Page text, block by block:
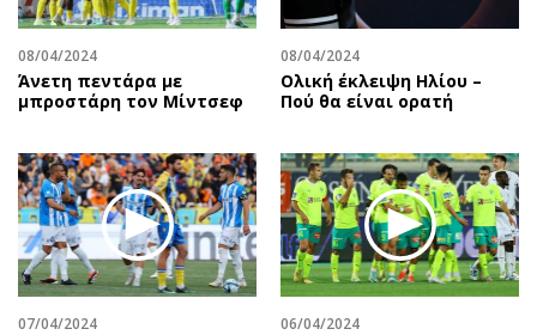
08/04/2024
Άνετη πεντάρα με
μπροστάρη τον Μίντσεφ
08/04/2024
Ολική έκλειψη Ηλίου –
Πού θα είναι ορατή
07/04/2024 06/04/2024